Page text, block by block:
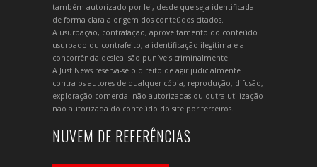
também autorizado por lei, desde que seja identificada
de forma clara a origem dos conteúdos citados.
A usurpação, contrafação, aproveitamento do conteúdo
usurpado ou contrafeito, a identificação ilegítima e a
concorrência desleal são puníveis criminalmente.
A Just News reserva-se o direito de agir judicialmente
contra os autores de qualquer cópia, reprodução, difusão,
exploração comercial não autorizadas ou outra utilização
não autorizada do conteúdo do site por terceiros.
NUVEM DE REFERÊNCIAS